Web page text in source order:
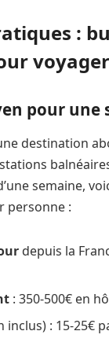
:
pour une
destination
semaine,
personne :
depuis la
: 350-500€ en
inclus) : 15-25€